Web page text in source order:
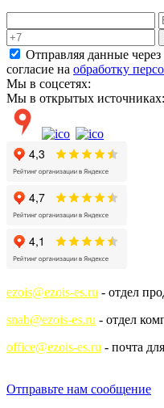
Отправляя данные
согласие на обработку
Мы в соцсетях:
Мы в открытых источниках:
ezois@ezois-es.ru - отдел
snab@ezois-es.ru - отдел
office@ezois-es.ru - почта
Отправьте нам сообщение